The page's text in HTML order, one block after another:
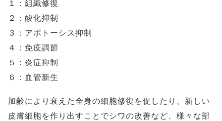
１：組織修復
２：酸化抑制
３：アポトーシス抑制
４：免疫調節
５：炎症抑制
６：血管新生
加齢により衰えた全身の細胞修復を促したり、新しい
皮膚細胞を作り出すことでシワの改善など、様々な部